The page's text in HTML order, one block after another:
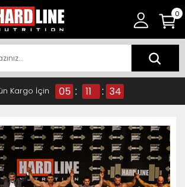
0
Kargo İçin 05 : 11 : 34